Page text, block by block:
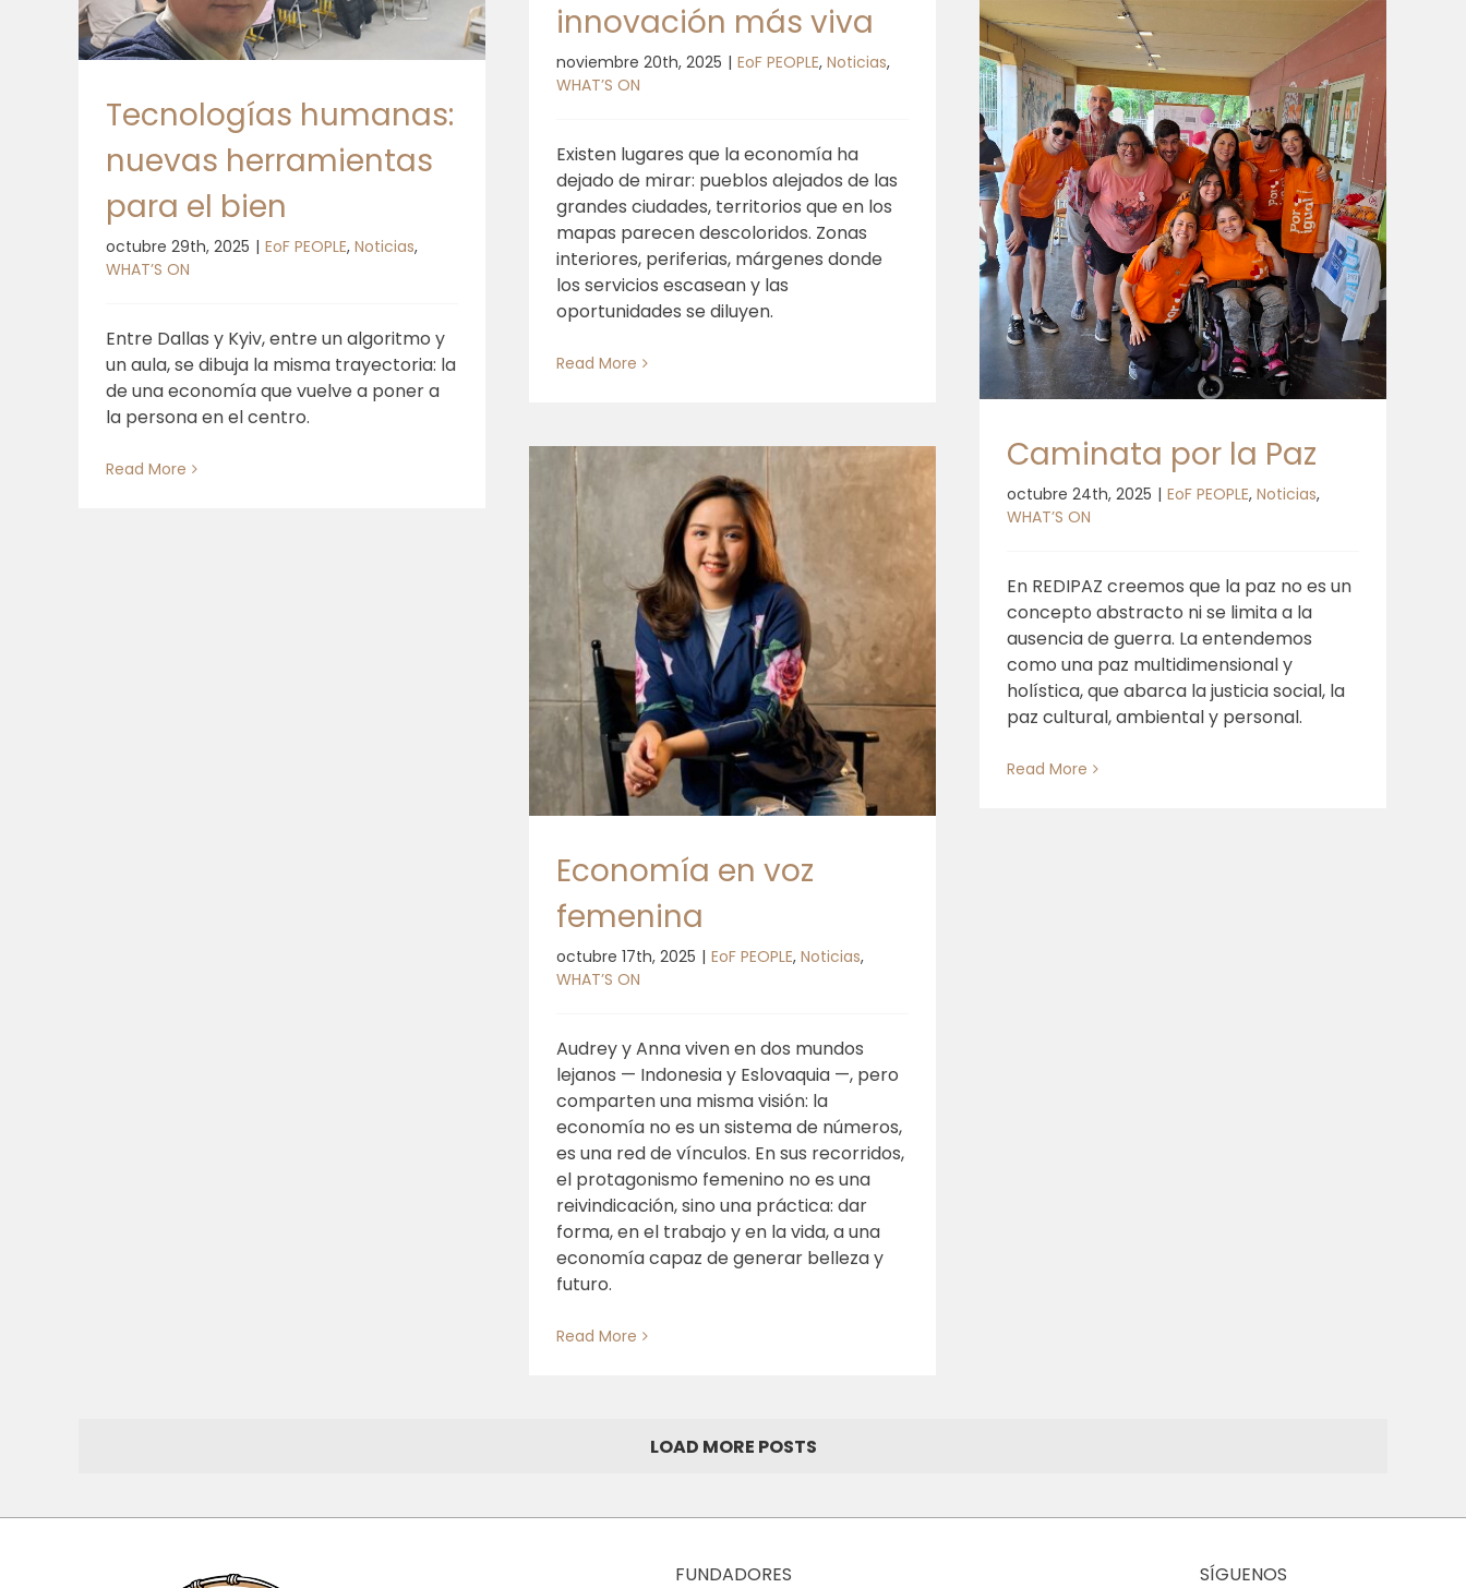
innovación más viva
noviembre 20th, 2025 | EoF PEOPLE, Noticias,
WHAT’S ON
Existen lugares que la economía ha
dejado de mirar: pueblos alejados de las
grandes ciudades, territorios que en los
mapas parecen descoloridos. Zonas
interiores, periferias, márgenes donde
los servicios escasean y las
oportunidades se diluyen.
Read More
Tecnologías humanas:
nuevas herramientas
para el bien
octubre 29th, 2025 | EoF PEOPLE, Noticias,
WHAT’S ON
Entre Dallas y Kyiv, entre un algoritmo y
un aula, se dibuja la misma trayectoria: la
de una economía que vuelve a poner a
la persona en el centro.
Read More
Caminata por la Paz
Caminata por la Paz
octubre 24th, 2025 | EoF PEOPLE, Noticias,
WHAT’S ON
En REDIPAZ creemos que la paz no es un
concepto abstracto ni se limita a la
ausencia de guerra. La entendemos
como una paz multidimensional y
holística, que abarca la justicia social, la
paz cultural, ambiental y personal.
Read More
Economía en voz
femenina
octubre 17th, 2025 | EoF PEOPLE, Noticias,
WHAT’S ON
Audrey y Anna viven en dos mundos
lejanos — Indonesia y Eslovaquia —, pero
comparten una misma visión: la
economía no es un sistema de números,
es una red de vínculos. En sus recorridos,
el protagonismo femenino no es una
reivindicación, sino una práctica: dar
forma, en el trabajo y en la vida, a una
economía capaz de generar belleza y
futuro.
Read More
LOAD MORE POSTS
FUNDADORES SÍGUENOS